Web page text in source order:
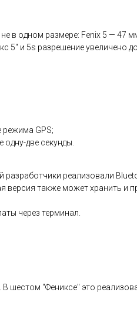
в одном размере: Fenix 5 —
5" и 5s разрешение увеличено
режима GPS;
две секунды.
реализовали
также может хранить и
через терминал.
"Фениксе" это